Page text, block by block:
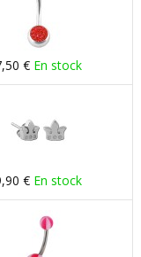
€ En stock
€ En stock